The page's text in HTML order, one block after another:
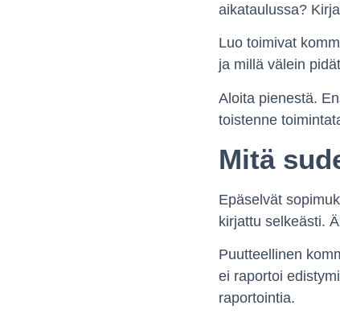
aikataulussa?
Luo toimivat
ja millä välein
Aloita pienestä.
toistenne
Mitä
Epäselvät
kirjattu selkeästi.
Puutteellinen
ei raportoi
raportointia.